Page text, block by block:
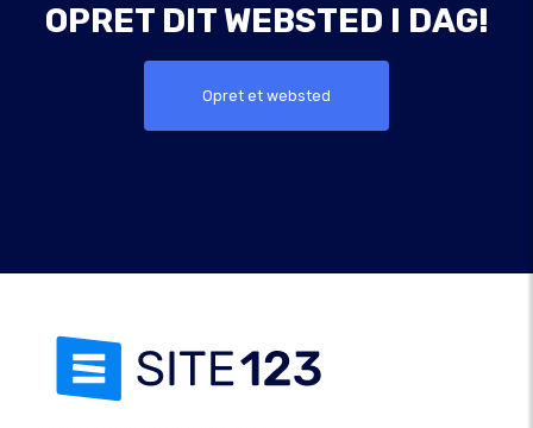
OPRET DIT WEBSTED I DAG!
Opret et websted